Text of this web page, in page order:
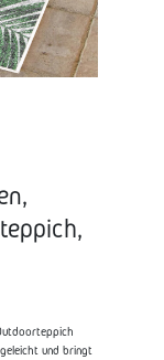
und bringt